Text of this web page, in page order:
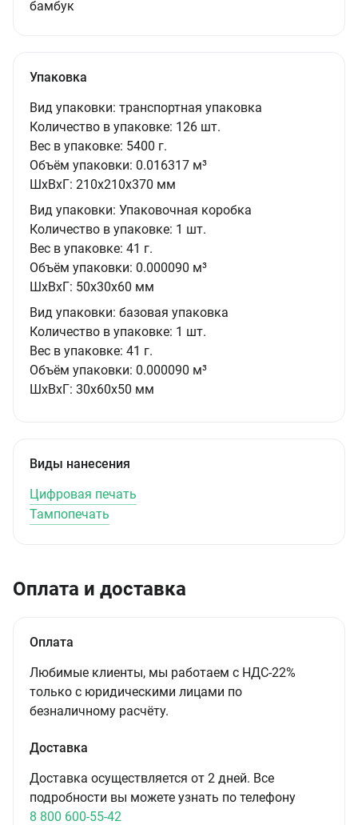
бамбук
Упаковка
Вид упаковки: транспортная упаковка
Количество в упаковке: 126 шт.
Вес в упаковке: 5400 г.
Объём упаковки: 0.016317 м³
ШxВxГ: 210x210x370 мм
Вид упаковки: Упаковочная коробка
Количество в упаковке: 1 шт.
Вес в упаковке: 41 г.
Объём упаковки: 0.000090 м³
ШxВxГ: 50x30x60 мм
Вид упаковки: базовая упаковка
Количество в упаковке: 1 шт.
Вес в упаковке: 41 г.
Объём упаковки: 0.000090 м³
ШxВxГ: 30x60x50 мм
Виды нанесения
Цифровая печать
Тампопечать
Оплата и доставка
Оплата
Любимые клиенты, мы работаем с НДС-22%
только с юридическими лицами по
безналичному расчёту.
Доставка
Доставка осуществляется от 2 дней. Все
подробности вы можете узнать по телефону
8 800 600-55-42